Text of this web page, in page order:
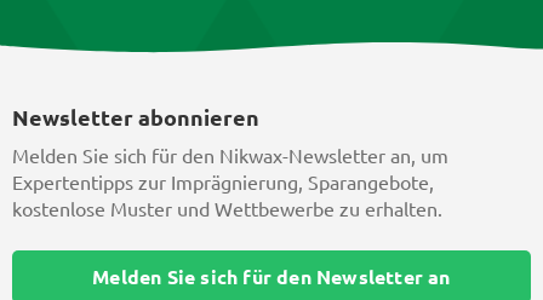
Newsletter abonnieren
Melden Sie sich für den Nikwax-Newsletter an, um
Expertentipps zur Imprägnierung, Sparangebote,
kostenlose Muster und Wettbewerbe zu erhalten.
Melden Sie sich für den Newsletter an